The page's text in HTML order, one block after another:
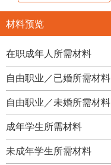
材料预览
在职成年人所需材料
自由职业／已婚所需材料
自由职业／未婚所需材料
成年学生所需材料
未成年学生所需材料